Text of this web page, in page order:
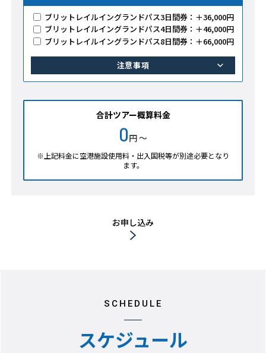
ブリットレイルイングランドパス3日間券：＋36,000円
ブリットレイルイングランドパス4日間券：＋46,000円
ブリットレイルイングランドパス8日間券：＋66,000円
注意事項
合計ツアー概算料金
0円 ～
※上記料金に空港施設使用料・出入国税等が別途必要となり
ます。
お申し込み
SCHEDULE
スケジュール